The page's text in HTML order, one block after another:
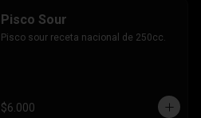
Pisco Sour
Pisco sour receta nacional de 250cc.
$6.000